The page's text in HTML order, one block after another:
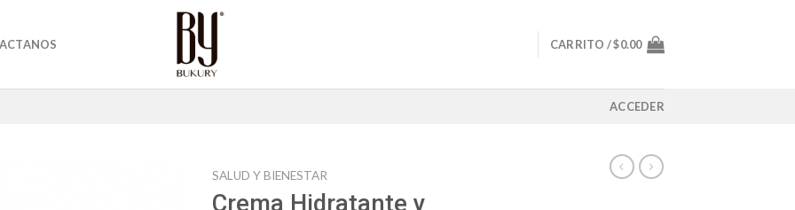
CARRITO /$0.00
ACCEDER
SALUD Y BIENESTAR
Crema Hidratante y